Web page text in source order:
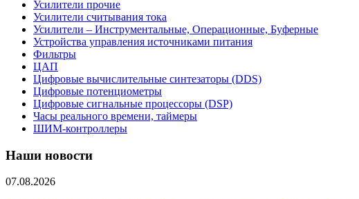
Усилители прочие
Усилители считывания тока
Усилители – Инструментальные, Операционные, Буферные
Устройства управления источниками питания
Фильтры
ЦАП
Цифровые вычислительные синтезаторы (DDS)
Цифровые потенциометры
Цифровые сигнальные процессоры (DSP)
Часы реального времени, таймеры
ШИМ-контроллеры
Наши новости
07.08.2026